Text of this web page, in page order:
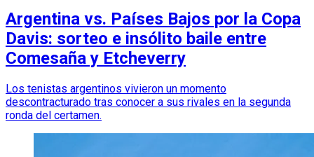
Argentina vs. Países Bajos por la Copa
Davis: sorteo e insólito baile entre
Comesaña y Etcheverry
Los tenistas argentinos vivieron un momento
descontracturado tras conocer a sus rivales en la segunda
ronda del certamen.